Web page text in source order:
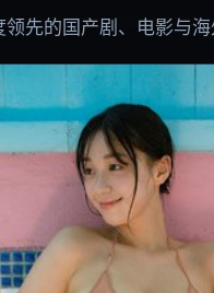
领先的国产剧、电影与